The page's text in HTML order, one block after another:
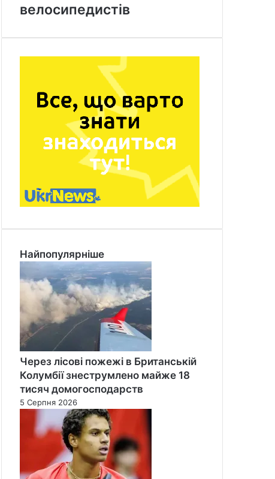
велосипедистів
Найпопулярніше
Через лісові пожежі в Британській
Колумбії знеструмлено майже 18
тисяч домогосподарств
5 Серпня 2026